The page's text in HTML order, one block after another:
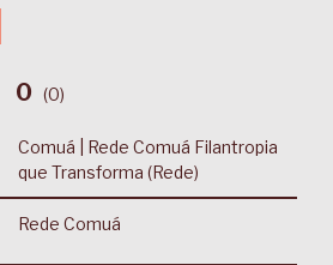
0 (0)
Comuá | Rede Comuá Filantropia
que Transforma (Rede)
Rede Comuá